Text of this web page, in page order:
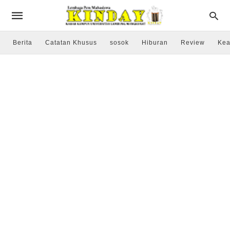
Berita Catatan Khusus sosok Hiburan Review